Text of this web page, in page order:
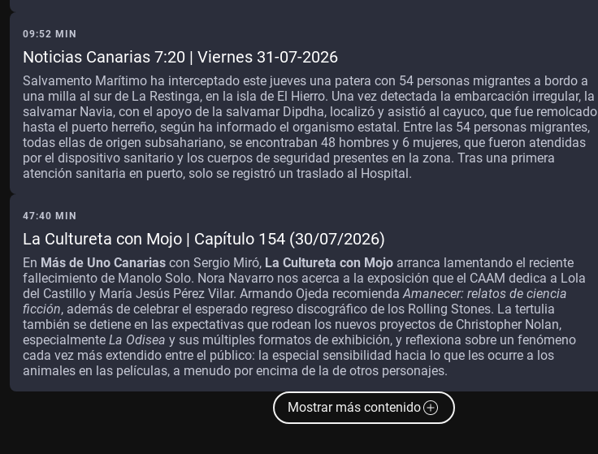
09:52 MIN
Noticias Canarias 7:20 | Viernes 31-07-2026
Salvamento Marítimo ha interceptado este jueves una patera con 54 personas migrantes a bordo a
una milla al sur de La Restinga, en la isla de El Hierro. Una vez detectada la embarcación irregular, la
salvamar Navia, con el apoyo de la salvamar Dipdha, localizó y asistió al cayuco, que fue remolcado
hasta el puerto herreño, según ha informado el organismo estatal. Entre las 54 personas migrantes,
todas ellas de origen subsahariano, se encontraban 48 hombres y 6 mujeres, que fueron atendidas
por el dispositivo sanitario y los cuerpos de seguridad presentes en la zona. Tras una primera
atención sanitaria en puerto, solo se registró un traslado al Hospital.
47:40 MIN
La Cultureta con Mojo | Capítulo 154 (30/07/2026)
En Más de Uno Canarias con Sergio Miró, La Cultureta con Mojo arranca lamentando el reciente
fallecimiento de Manolo Solo. Nora Navarro nos acerca a la exposición que el CAAM dedica a Lola
del Castillo y María Jesús Pérez Vilar. Armando Ojeda recomienda Amanecer: relatos de ciencia
ficción, además de celebrar el esperado regreso discográfico de los Rolling Stones. La tertulia
también se detiene en las expectativas que rodean los nuevos proyectos de Christopher Nolan,
especialmente La Odisea y sus múltiples formatos de exhibición, y reflexiona sobre un fenómeno
cada vez más extendido entre el público: la especial sensibilidad hacia lo que les ocurre a los
animales en las películas, a menudo por encima de la de otros personajes.
Mostrar más contenido